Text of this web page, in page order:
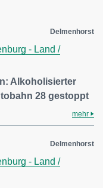
Delmenhorst
- Land /
Alkoholisierter
28 gestoppt
mehr
Delmenhorst
- Land /